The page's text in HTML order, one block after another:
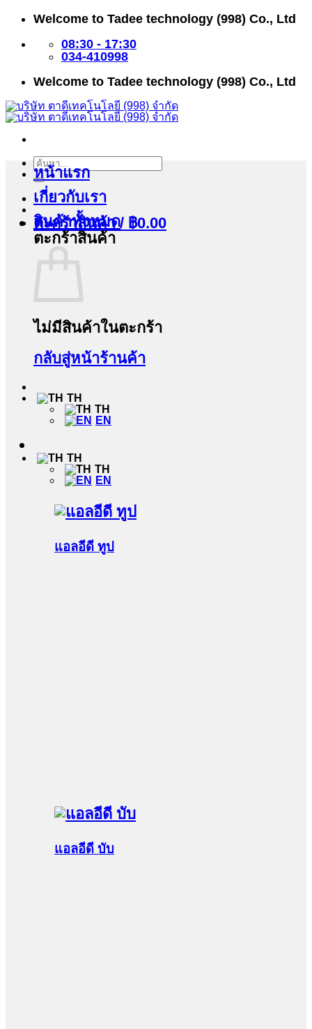
ข้าม
เนื้อหา
Welcome to Tadee technology (998) Co., Ltd
08:30 - 17:30
034-410998
Welcome to Tadee technology (998) Co., Ltd
ค้นหา:
ตะกร้าสินค้า / ฿0.00
ตะกร้าสินค้า
ไม่มีสินค้าในตะกร้า
กลับสู่หน้าร้านค้า
TH
TH
EN
TH
TH
EN
หน้าแรก
เกี่ยวกับเรา
สินค้าทั้งหมด
แอลอีดี ทูป
แอลอีดี บับ